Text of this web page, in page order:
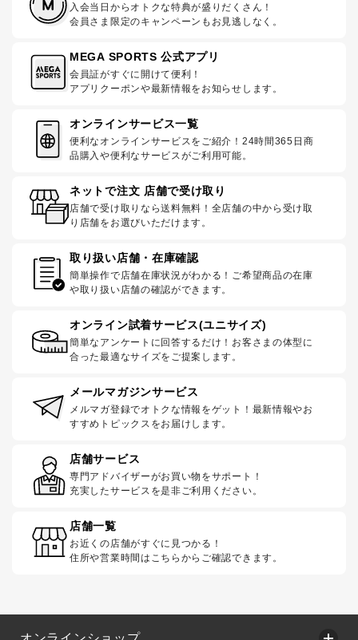
入会当日からオトクな特典が盛りだくさん！
会員さま限定のキャンペーンもお見逃しなく。
MEGA SPORTS 公式アプリ
会員証がすぐに開けて便利！
アプリクーポンや最新情報をお知らせします。
オンラインサービス一覧
便利なオンラインサービスをご紹介！24時間365日商
品購入や便利なサービスがご利用可能。
ネットで注文 店舗で受け取り
店舗で受け取りなら送料無料！全店舗の中から受け取
り店舗をお選びいただけます。
取り扱い店舗・在庫確認
簡単操作で店舗在庫状況がわかる！ご希望商品の在庫
や取り扱い店舗の確認ができます。
オンライン試着サービス(ユニサイズ)
簡単なアンケートに回答するだけ！お客さまの体型に
合った最適なサイズをご提案します。
メールマガジンサービス
メルマガ登録でオトクな情報をゲット！最新情報やお
すすめトピックスをお届けします。
店舗サービス
専門アドバイザーがお買い物をサポート！
充実したサービスを是非ご利用ください。
店舗一覧
お近くの店舗がすぐに見つかる！
住所や営業時間はこちらからご確認できます。